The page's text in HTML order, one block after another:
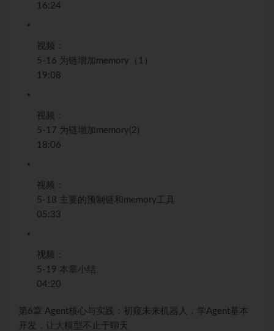
16:24
视频：
5-16 为链增加memory（1）
19:08
视频：
5-17 为链增加memory(2)
18:06
视频：
5-18 主要的预制链和memory工具
05:33
视频：
5-19 本章小结
04:20
第6章 Agent核心与实践：初窥未来机器人，学Agent基本
开发，让大模型不止于聊天